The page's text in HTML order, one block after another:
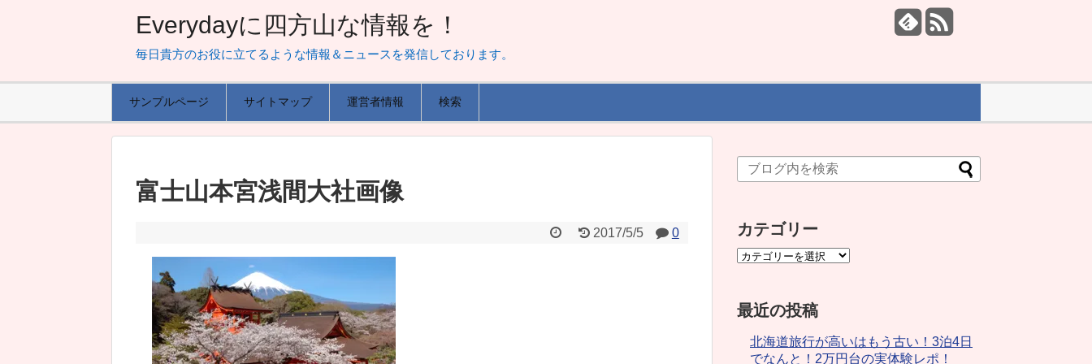
Everydayに四方山な情報を！
毎日貴方のお役に立てるような情報＆ニュースを発信しております。
サンプルページ サイトマップ 運営者情報 検索
富士山本宮浅間大社画像
2017/5/5 0 カテゴリー
最近の投稿
北海道旅行が高いはもう古い！3泊4日
でなんと！2万円台の実体験レポ！